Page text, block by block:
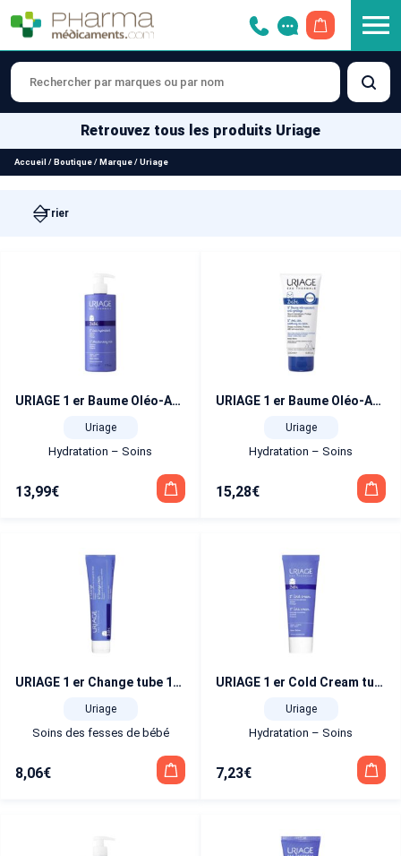
Retrouvez tous les produits Uriage
Accueil / Boutique/ Marque/Uriage
URIAGE 1 er Baume Oléo-Apaisant (Xémose) tube 200 ml
Uriage
Hydratation – Soins
13,99€
URIAGE 1 er Baume Oléo-Apaisant (Xémose) tube 200 ml
Uriage
Hydratation – Soins
15,28€
URIAGE 1 er Change tube 100 ml
Uriage
Soins des fesses de bébé
8,06€
URIAGE 1 er Cold Cream tube 75 ml
Uriage
Hydratation – Soins
7,23€